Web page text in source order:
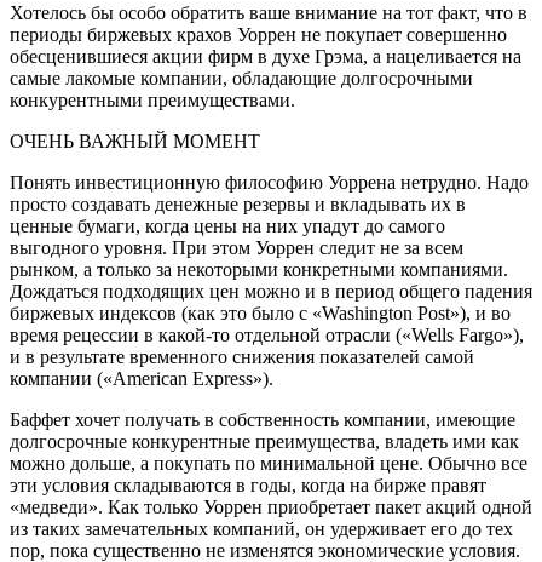
Хотелось бы особо обратить ваше внимание на тот факт, что в
периоды биржевых крахов Уоррен не покупает совершенно
обесценившиеся акции фирм в духе Грэма, а нацеливается на
самые лакомые компании, обладающие долгосрочными
конкурентными преимуществами.
ОЧЕНЬ ВАЖНЫЙ МОМЕНТ
Понять инвестиционную философию Уоррена нетрудно. Надо
просто создавать денежные резервы и вкладывать их в
ценные бумаги, когда цены на них упадут до самого
выгодного уровня. При этом Уоррен следит не за всем
рынком, а только за некоторыми конкретными компаниями.
Дождаться подходящих цен можно и в период общего падения
биржевых индексов (как это было с «Washington Post»), и во
время рецессии в какой-то отдельной отрасли («Wells Fargo»),
и в результате временного снижения показателей самой
компании («American Express»).
Баффет хочет получать в собственность компании, имеющие
долгосрочные конкурентные преимущества, владеть ими как
можно дольше, а покупать по минимальной цене. Обычно все
эти условия складываются в годы, когда на бирже правят
«медведи». Как только Уоррен приобретает пакет акций одной
из таких замечательных компаний, он удерживает его до тех
пор, пока существенно не изменятся экономические условия.